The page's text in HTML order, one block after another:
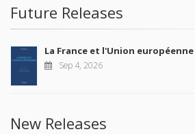
Future Releases
La France et l'Union européenne
Sep 4, 2026
New Releases